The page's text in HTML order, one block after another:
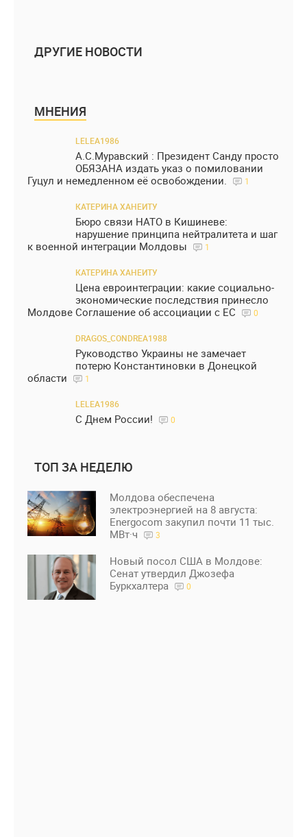
ДРУГИЕ НОВОСТИ
МНЕНИЯ
LELEA1986
А.С.Муравский : Президент Санду просто
ОБЯЗАНА издать указ о помиловании
Гуцул и немедленном её освобождении.
1
КАТЕРИНА ХАНЕИТУ
Бюро связи НАТО в Кишиневе:
нарушение принципа нейтралитета и шаг
к военной интеграции Молдовы
1
КАТЕРИНА ХАНЕИТУ
Цена евроинтеграции: какие социально-
экономические последствия принесло
Молдове Соглашение об ассоциации с ЕС
0
DRAGOS_CONDREA1988
Руководство Украины не замечает
потерю Константиновки в Донецкой
области
1
LELEA1986
С Днем России! 0
ТОП ЗА НЕДЕЛЮ
Молдова обеспечена
электроэнергией на 8 августа:
Energocom закупил почти 11 тыс.
МВт·ч
3
Новый посол США в Молдове:
Сенат утвердил Джозефа
Буркхалтера
0